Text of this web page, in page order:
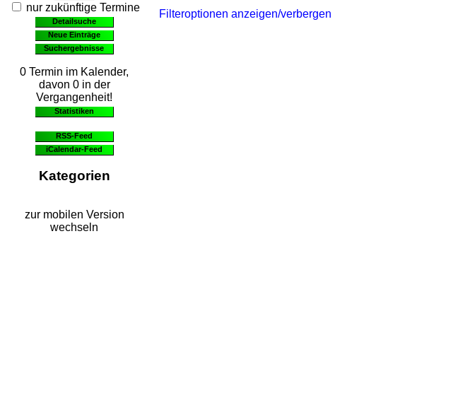
nur zukünftige Termine
Detailsuche
Neue Einträge
Suchergebnisse
0 Termin im Kalender,
davon 0 in der
Vergangenheit!
Statistiken
RSS-Feed
iCalendar-Feed
Kategorien
zur mobilen Version
wechseln
Filteroptionen anzeigen/verbergen